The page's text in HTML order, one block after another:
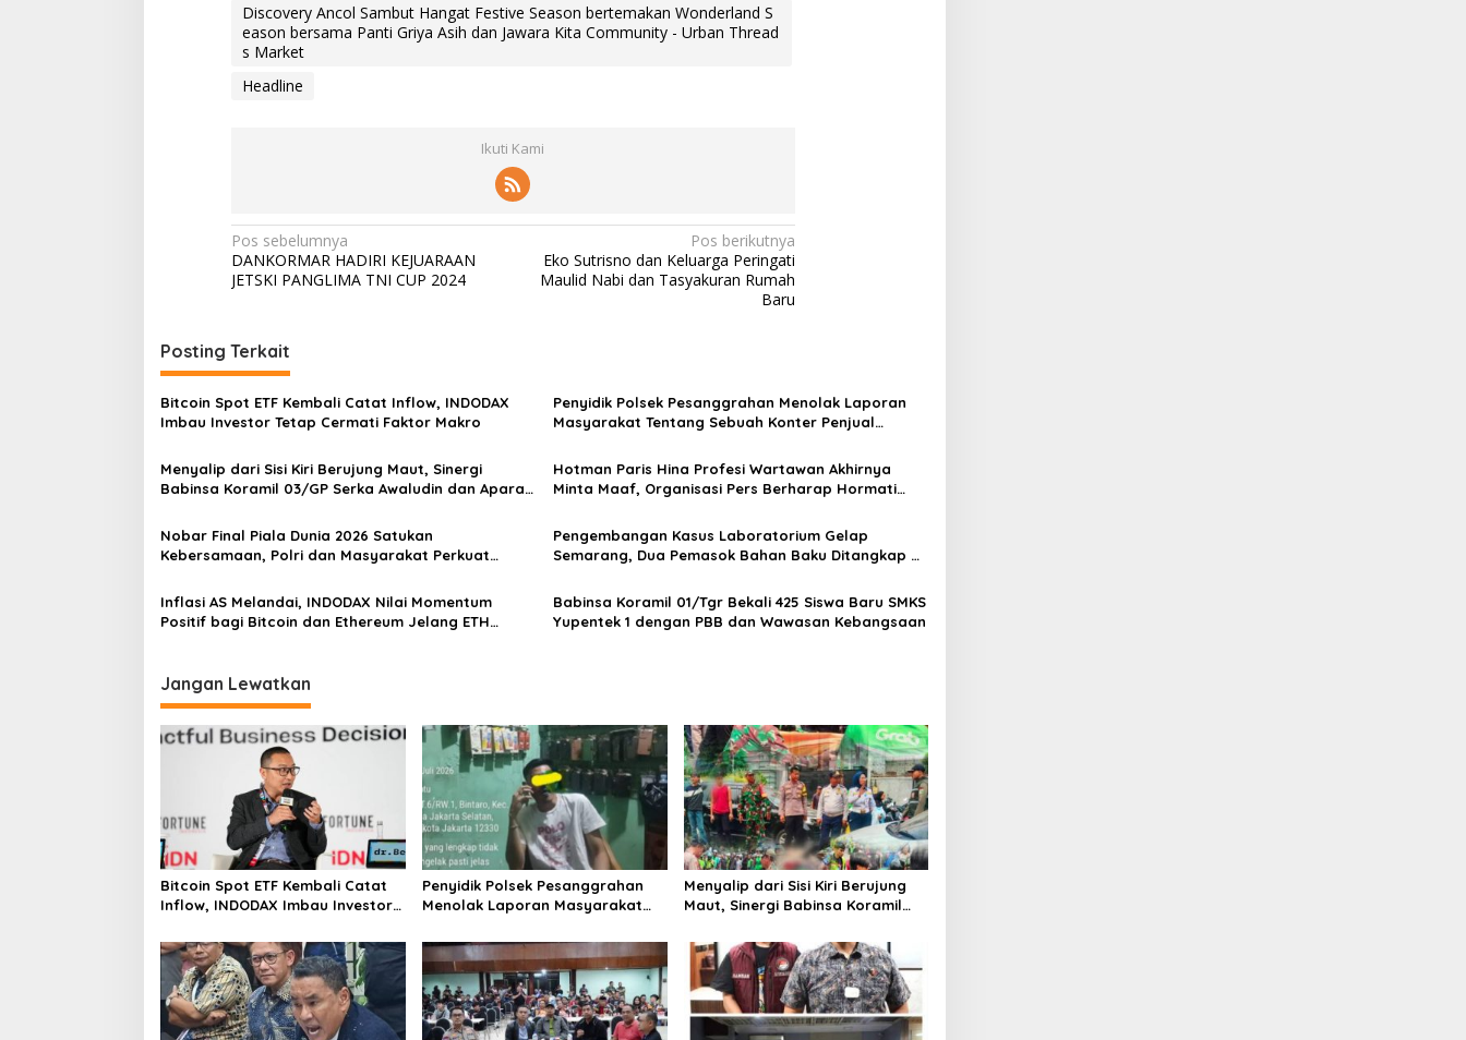
n
T
h
k
e
t
Discovery Ancol Sambut Hangat Festive Season bertemakan Wonderland S
eason bersama Panti Griya Asih dan Jawara Kita Community - Urban Thread
s Market
Headline
Ikuti Kami
N
a
i
g
a
s
i
p
o
s
Pos sebelumnya
DANKORMAR HADIRI KEJUARAAN
JETSKI PANGLIMA TNI CUP 2024
Pos berikutnya
Eko Sutrisno dan Keluarga Peringati
Maulid Nabi dan Tasyakuran Rumah
Baru
Posting Terkait
Bitcoin Spot ETF Kembali Catat Inflow, INDODAX
Imbau Investor Tetap Cermati Faktor Makro
Penyidik Polsek Pesanggrahan Menolak Laporan
Masyarakat Tentang Sebuah Konter Penjual
Menyalip dari Sisi Kiri Berujung Maut, Sinergi
Babinsa Koramil 03/GP Serka Awaludin dan Aparat
Lalu Lintas di Kemanggisan
Hotman Paris Hina Profesi Wartawan Akhirnya
Minta Maaf, Organisasi Pers Berharap Hormati
Nobar Final Piala Dunia 2026 Satukan
Kebersamaan, Polri dan Masyarakat Perkuat
Pengembangan Kasus Laboratorium Gelap
Semarang, Dua Pemasok Bahan Baku Ditangkap di
Inflasi AS Melandai, INDODAX Nilai Momentum
Positif bagi Bitcoin dan Ethereum Jelang ETH
Babinsa Koramil 01/Tgr Bekali 425 Siswa Baru SMKS
Yupentek 1 dengan PBB dan Wawasan Kebangsaan
Jangan Lewatkan
Bitcoin Spot ETF Kembali Catat
Inflow, INDODAX Imbau Investor
Penyidik Polsek Pesanggrahan
Menolak Laporan Masyarakat
Tramadol, Silahkan Lapor ke
Polres
Menyalip dari Sisi Kiri Berujung
Maut, Sinergi Babinsa Koramil
Aparat Tiga Pilar Bergerak
Cepat Tangani Kecelakaan Lalu
Lintas di Kemanggisan